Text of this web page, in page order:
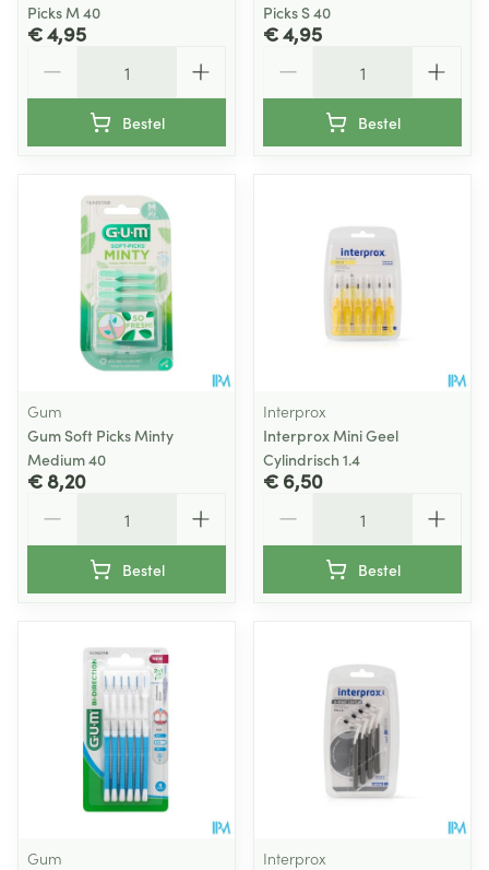
Picks M 40
€ 4,95
Bestel
Picks S 40
€ 4,95
Bestel
Gum
Gum Soft Picks Minty
Medium 40
€ 8,20
Bestel
Interprox
Interprox Mini Geel
Cylindrisch 1.4
€ 6,50
Bestel
Gum
Interprox